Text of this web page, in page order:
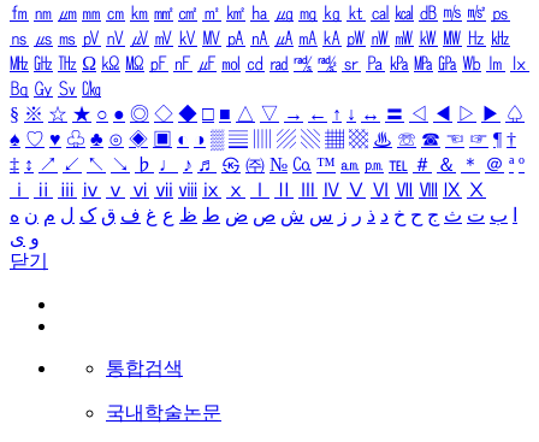
㎙ ㎚ ㎛ ㎜ ㎝ ㎞ ㎟ ㎠ ㎡ ㎢ ㏊ ㎍ ㎎ ㎏ ㏏ ㎈ ㎉ ㏈ ㎧ ㎨ ㎰
㎱ ㎲ ㎳ ㎴ ㎵ ㎶ ㎷ ㎸ ㎹ ㎀ ㎁ ㎂ ㎃ ㎄ ㎺ ㎻ ㎽ ㎾ ㎿ ㎐ ㎑
㎒ ㎓ ㎔ Ω ㏀ ㏁ ㎊ ㎋ ㎌ ㏖ ㏅ ㎭ ㎮ ㎯ ㏛ ㎩ ㎪ ㎫ ㎬ ㏝ ㏐
㏓
㏃ ㏉ ㏜ ㏆
§ ※ ☆ ★ ○ ● ◎ ◇ ◆ □ ■ △ ▽ → ← ↑ ↓ ↔ 〓 ◁ ◀ ▷ ▶ ♤
♠ ♡ ♥ ♧ ♣ ⊙ ◈ ▣ ◐ ◑ ▒ ▤ ▨ ▧ ▦ ▩ ♨ ☏ ☎ ☜ ☞ ¶ †
‡ ↕ ↗ ↙ ↖ ↘ ♭ ♩ ♪ ♬ ㉿ ㈜ № ㏇ ™ ㏂ ㏘ ℡ ＃ ＆ ＊ ＠ ª º
ⅰ
ⅱ ⅲ ⅳ ⅴ ⅵ ⅶ ⅷ ⅸ ⅹ Ⅳ Ⅴ Ⅵ Ⅶ Ⅷ Ⅸ Ⅹ
ب ت ث ج ح خ د ذ ر ز س ش ص ض ط ظ ع غ ف ق ک ل م ن ه
و ی
닫기
통합검색
국내학술논문